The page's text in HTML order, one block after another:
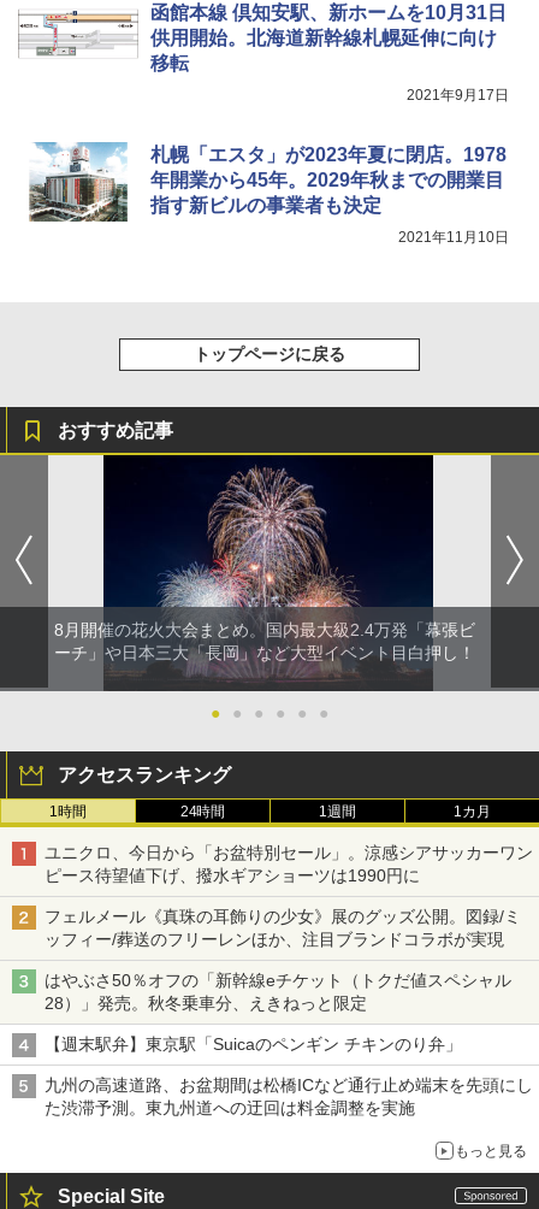
函館本線 倶知安駅、新ホームを10月31日
供用開始。北海道新幹線札幌延伸に向け
移転
2021年9月17日
札幌「エスタ」が2023年夏に閉店。1978
年開業から45年。2029年秋までの開業目
指す新ビルの事業者も決定
2021年11月10日
トップページに戻る
おすすめ記事
8月開催の花火大会まとめ。国内最大級2.4万発「幕張ビ
ーチ」や日本三大「長岡」など大型イベント目白押し！
● ● ● ● ● ●
アクセスランキング
1時間 24時間 1週間 1カ月
ユニクロ、今日から「お盆特別セール」。涼感シアサッカーワン
ピース待望値下げ、撥水ギアショーツは1990円に
フェルメール《真珠の耳飾りの少女》展のグッズ公開。図録/ミ
ッフィー/葬送のフリーレンほか、注目ブランドコラボが実現
はやぶさ50％オフの「新幹線eチケット（トクだ値スペシャル
28）」発売。秋冬乗車分、えきねっと限定
【週末駅弁】東京駅「Suicaのペンギン チキンのり弁」
九州の高速道路、お盆期間は松橋ICなど通行止め端末を先頭にし
た渋滞予測。東九州道への迂回は料金調整を実施
もっと見る
Special Site